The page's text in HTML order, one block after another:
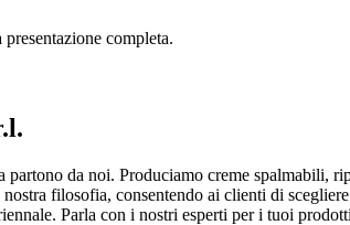
completa.
partono da noi. Produciamo creme spalmabili,
filosofia, consentendo ai clienti di
Parla con i nostri esperti per i tuoi